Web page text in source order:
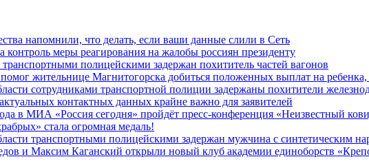
напомнили, что делать, если ваши данные слили в Сеть
контроль меры реагирования на жалобы россиян президенту
полицейскими задержан похититель частей вагонов
жительнице Магнитогорска добиться положенных выплат на ребенка,
сотрудниками транспортной полиции задержаны похитители
контактных данных крайне важно для заявителей
в МИА «Россия сегодня» пройдёт пресс-конференция «Неизвестный
стала огромная медаль!
транспортными полицейскими задержан мужчина с синтетическим
и Максим Каганский открыли новый клуб академии единоборств